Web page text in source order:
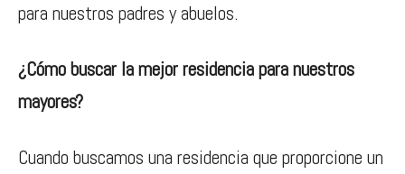
para nuestros padres y abuelos.
¿Cómo buscar la mejor residencia para nuestros
mayores?
Cuando buscamos una residencia que proporcione un